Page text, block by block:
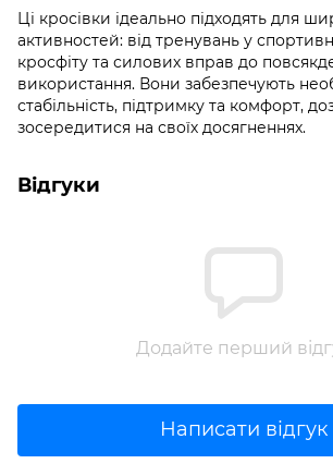
Ці кросівки ідеально підходять для
активностей: від тренувань у
кросфіту та силових вправ до
використання. Вони забезпечують
стабільність, підтримку та комфорт,
зосередитися на своїх досягненнях.
Відгуки
Додайте перший
Написати відгук